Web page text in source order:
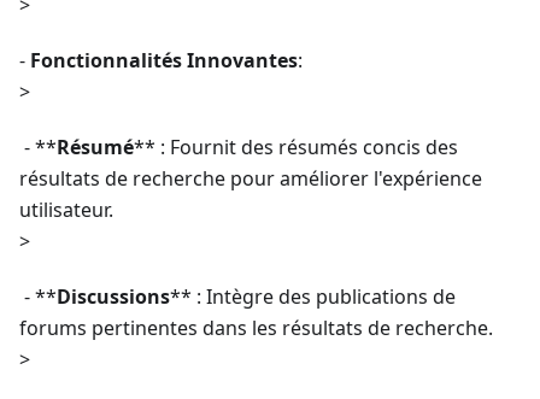
- Fonctionnalités Innovantes:
>
- **Résumé** : Fournit des résumés concis des
résultats de recherche pour améliorer l'expérience
utilisateur.
>
- **Discussions** : Intègre des publications de
forums pertinentes dans les résultats de recherche.
>